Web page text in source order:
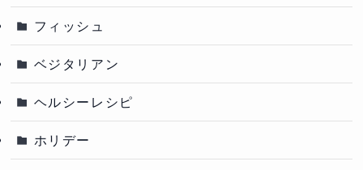
フィッシュ
ベジタリアン
ヘルシーレシピ
ホリデー